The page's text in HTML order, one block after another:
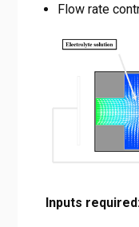
Flow rate
Inputs